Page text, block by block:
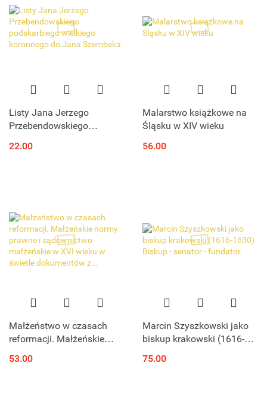
Listy Jana Jerzego
Przebendowskiego
koronnego do Jana
22.00
Malarstwo książkowe na
Śląsku w XIV wieku
56.00
Małżeństwo w czasach
reformacji. Małżeńskie
sądownictwo małżeńskie w
53.00
Marcin Szyszkowski jako
biskup krakowski (1616-
fundator
75.00